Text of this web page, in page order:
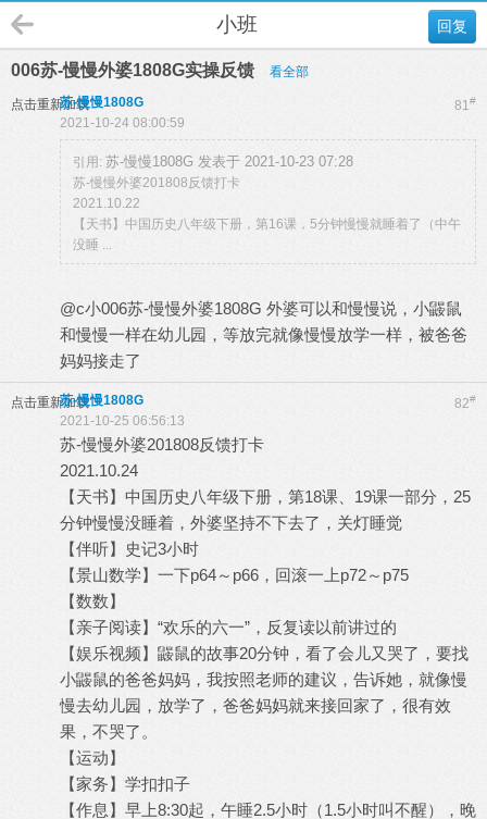
回复
小班
006苏-慢慢外婆1808G实操反馈 看全部
点击重新加载 81#
苏-慢慢1808G
2021-10-24 08:00:59
引用: 苏-慢慢1808G 发表于 2021-10-23 07:28
苏-慢慢外婆201808反馈打卡
2021.10.22
【天书】中国历史八年级下册，第16课，5分钟慢慢就睡着了（中午
没睡 ...
@c小006苏-慢慢外婆1808G 外婆可以和慢慢说，小鼹鼠
和慢慢一样在幼儿园，等放完就像慢慢放学一样，被爸爸
妈妈接走了
点击重新加载 82#
苏-慢慢1808G
2021-10-25 06:56:13
苏-慢慢外婆201808反馈打卡
2021.10.24
【天书】中国历史八年级下册，第18课、19课一部分，25
分钟慢慢没睡着，外婆坚持不下去了，关灯睡觉
【伴听】史记3小时
【景山数学】一下p64～p66，回滚一上p72～p75
【数数】
【亲子阅读】“欢乐的六一”，反复读以前讲过的
【娱乐视频】鼹鼠的故事20分钟，看了会儿又哭了，要找
小鼹鼠的爸爸妈妈，我按照老师的建议，告诉她，就像慢
慢去幼儿园，放学了，爸爸妈妈就来接回家了，很有效
果，不哭了。
【运动】
【家务】学扣扣子
【作息】早上8:30起，午睡2.5小时（1.5小时叫不醒），晚